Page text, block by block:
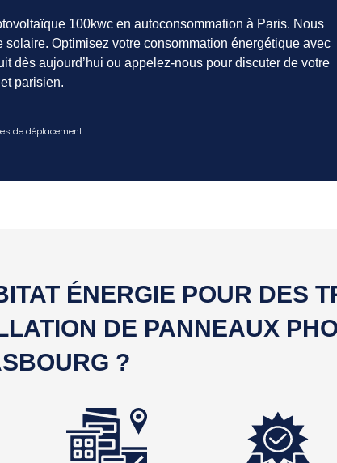
100kwc en autoconsommation à Paris. Nous
Optimisez votre consommation énergétique avec
dès aujourd’hui ou appelez-nous pour discuter de votre
parisien.
de déplacement
ÉNERGIE POUR DES
DE PANNEAUX
?